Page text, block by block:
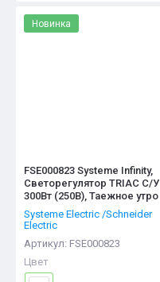
Новинка
FSE000823 Systeme Infinity,
Светорегулятор TRIAC С/У
300Вт (250В), Таежное утро
Systeme Electric /Schneider
Electric
Артикул: FSE000823
Цвет